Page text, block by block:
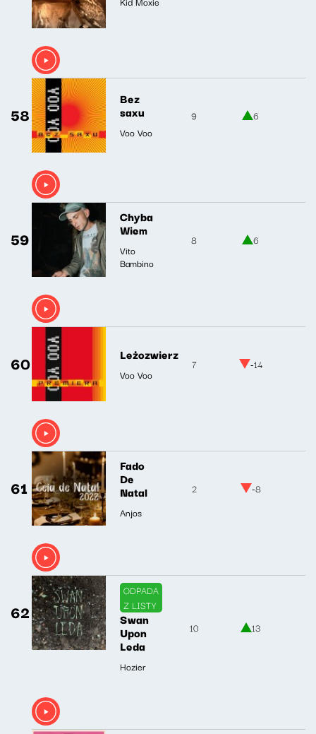
58
Bez
saxu
Voo Voo
9 6
59
Chyba
Wiem
Vito
Bambino
8 6
60 Leżozwierz
Voo Voo
7 -14
61
Fado
De
Natal
Anjos
2 -8
62
ODPADA
Z LISTY
Swan
Upon
Leda
Hozier
10 13